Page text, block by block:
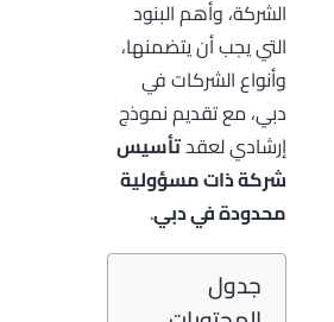
الشركة، وأهم البنود
التي يجب أن يتضمنها،
وأنواع الشركات في
دبي، مع تقديم نموذج
إرشادي لعقدتأسيس
شركة ذات مسؤولية
محدودة في دبي.
جدول